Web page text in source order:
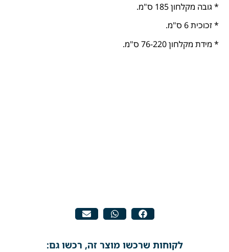
* גובה מקלחון 185 ס"מ.
* זכוכית 6 ס"מ.
* מידת מקלחון 76-220 ס"מ.
לקוחות שרכשו מוצר זה, רכשו גם: